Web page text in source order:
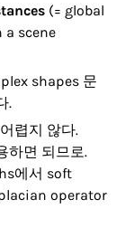
(= global
scene
shapes 문
.
렵지 않다.
하면 되므로.
에서 soft
operator